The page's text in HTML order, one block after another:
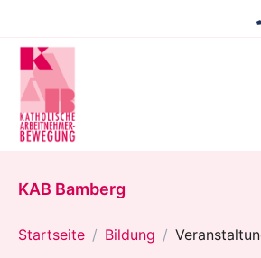
springen
KAB Bamberg
Startseite Bildung